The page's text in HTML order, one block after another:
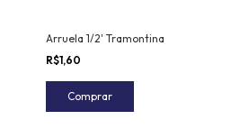
Arruela 1/2' Tramontina
R$1,60
Comprar